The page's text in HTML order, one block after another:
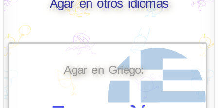
Agar en otros idiomas
Agar en Griego: